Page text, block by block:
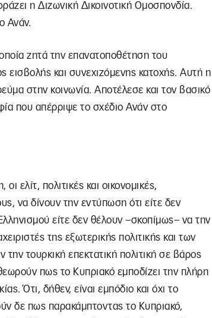
η Διζωνική Δικοινοτική Ομοσπονδία.
Ανάν.
ζητά την επανατοποθέτηση του
και συνεχιζόμενης κατοχής. Αυτή η
στην κοινωνία. Αποτέλεσε και τον βασικό
που απέρριψε το σχέδιο Ανάν στο
ελίτ, πολιτικές και οικονομικές,
να δίνουν την εντύπωση ότι είτε δεν
είτε δεν θέλουν –σκοπίμως– να την
της εξωτερικής πολιτικής και των
τουρκική επεκτατική πολιτική σε βάρος
πως το Κυπριακό εμποδίζει την πλήρη
Ότι, δήθεν, είναι εμπόδιο και όχι το
δε πως παρακάμπτοντας το Κυπριακό,